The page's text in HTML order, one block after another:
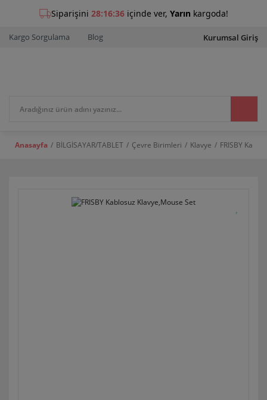
Kargo Sorgulama Blog Kurumsal Giriş
Anasayfa BİLGİSAYAR/TABLET Çevre Birimleri Klavye FRISBY